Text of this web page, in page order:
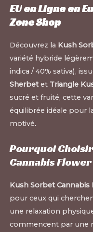
EU en Ligne en
Zone Shop
Découvrez la Kush
variété hybride
indica / 40% sativa),
Sherbetet Triangle
sucré et fruité, cette
équilibrée idéale pour
motivé.
Pourquoi
Cannabis Flower
Kush Sorbet Cannabis
pour ceux qui
une relaxation
commencent par une